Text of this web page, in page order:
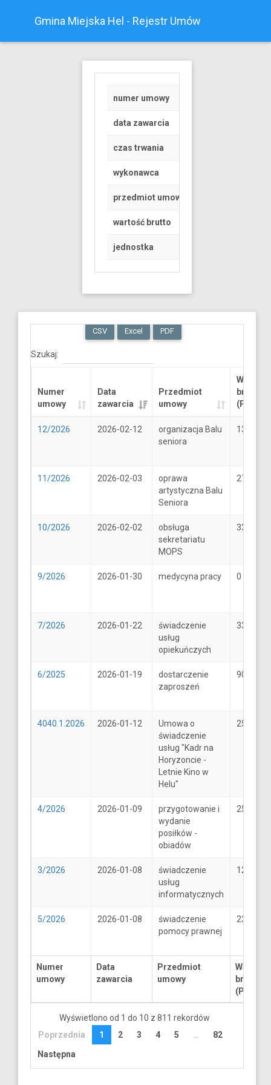
Gmina Miejska Hel - Rejestr Umów
numer umowy
data zawarcia
czas trwania
wykonawca
przedmiot umowy
wartość brutto
jednostka
CSV Excel PDF
Szukaj:
Numer
umowy
Data
zawarcia
Przedmiot
umowy
Wartość
brutto
(PLN)
Numer
umowy
Data
zawarcia
Przedmiot
umowy
Wartość
brutto
(PLN)
12/2026 2026-02-12
organizacja Balu
seniora
13289.6
11/2026 2026-02-03
oprawa
artystyczna Balu
Seniora
2706
10/2026 2026-02-02
obsługa
sekretariatu
MOPS
33
9/2026 2026-01-30 medycyna pracy 0
7/2026 2026-01-22
świadczenie
usług
opiekuńczych
33
6/2025 2026-01-19
dostarczenie
zaproszeń
900
4040.1.2026 2026-01-12
Umowa o
świadczenie
usług "Kadr na
Horyzoncie -
Letnie Kino w
Helu"
25600
4/2026 2026-01-09
przygotowanie i
wydanie
posiłków -
obiadów
25
3/2026 2026-01-08
świadczenie
usług
informatycznych
1250
5/2026 2026-01-08
świadczenie
pomocy prawnej
2300
Wyświetlono od 1 do 10 z 811 rekordów
Poprzednia
1 2 3 4 5 …
82
Następna